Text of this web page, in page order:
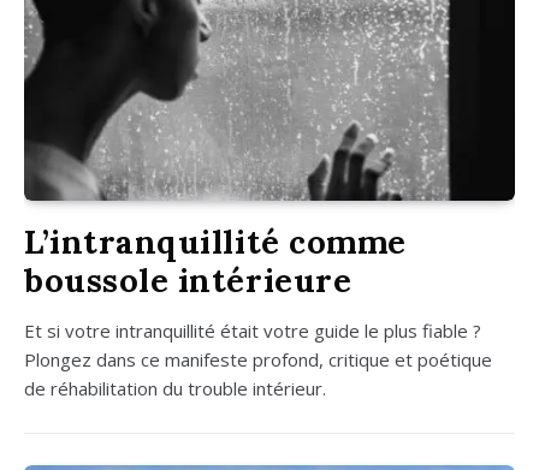
L’intranquillité comme
boussole intérieure
Et si votre intran­quilli­té était votre guide le plus fiable ?
Plon­gez dans ce mani­feste pro­fond, cri­tique et poé­tique
de réha­bi­li­ta­tion du trouble inté­rieur.